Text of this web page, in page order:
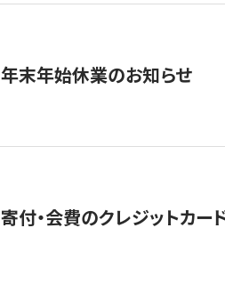
年末年始休業のお知らせ
寄付・会費のクレジットカ